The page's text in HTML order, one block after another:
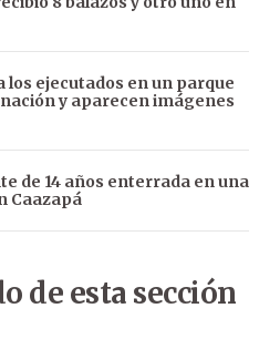
los ejecutados en un parque
y aparecen imágenes
de 14 años enterrada en una
Caazapá
de esta sección